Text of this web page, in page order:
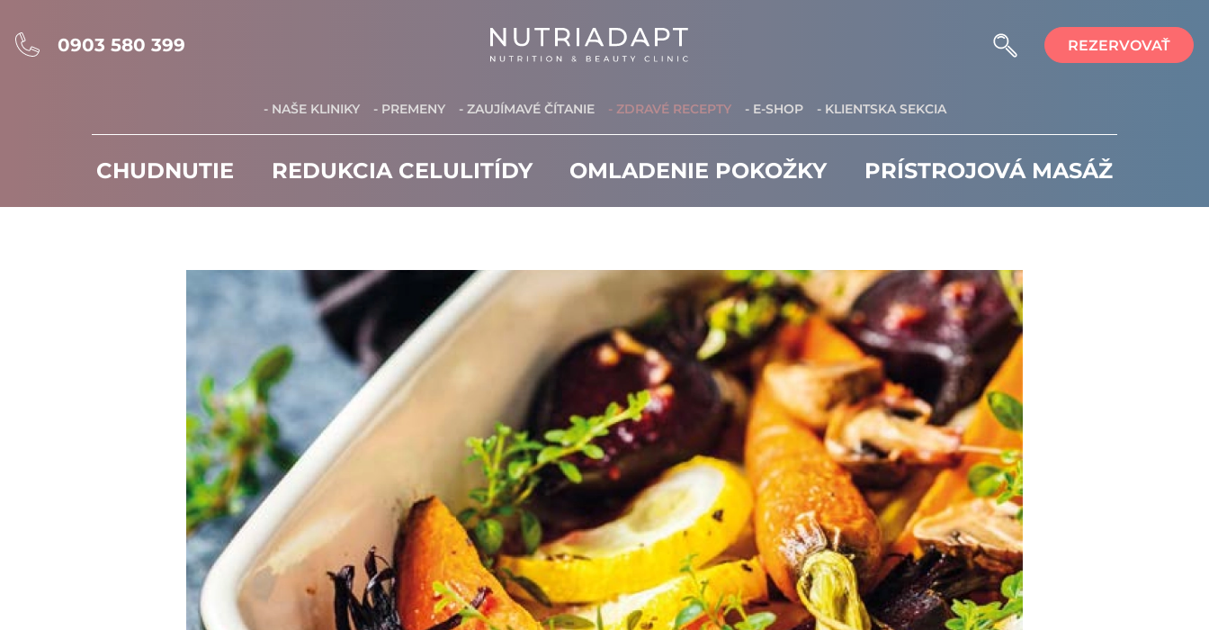
0903 580 399 REZERVOVAŤ
- NAŠE KLINIKY - PREMENY - ZAUJÍMAVÉ ČÍTANIE - ZDRAVÉ RECEPTY - E-SHOP - KLIENTSKA SEKCIA
CHUDNUTIE REDUKCIA CELULITÍDY OMLADENIE POKOŽKY PRÍSTROJOVÁ MASÁŽ